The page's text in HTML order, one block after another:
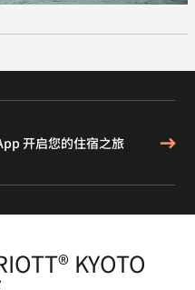
开启您的住宿之旅
KYOTO